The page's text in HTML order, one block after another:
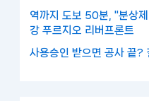
역까지 도보 50분, "분상
강 푸르지오 리버프론트
사용승인 받으면 공사 끝?